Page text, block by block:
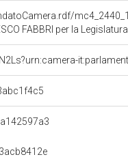
FABBRI per la